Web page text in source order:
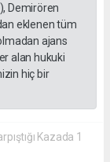
Demirören
eklenen tüm
ajans
alan hukuki
hiç bir
Kazada 1